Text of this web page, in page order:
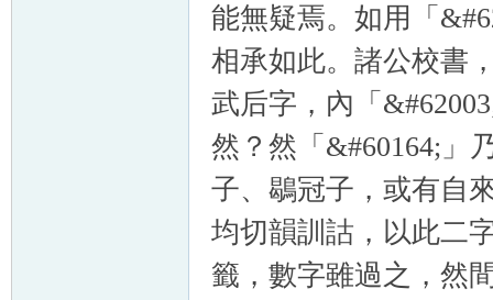
能無疑焉。如用「
相承如此。諸公校書
武后字，內「
然？然「&#60164;」
子、鶡冠子，或有自
均切韻訓詁，以此二
籤，數字雖過之，然